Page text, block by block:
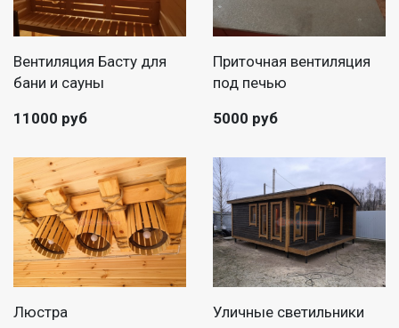
Вентиляция Басту для
бани и сауны
11000 руб
Приточная вентиляция
под печью
5000 руб
Люстра
Уличные светильники